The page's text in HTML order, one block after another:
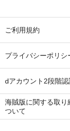
ご利用規約
プライバシーポリシ
dアカウント2段階認
海賊版に関する取り
ついて